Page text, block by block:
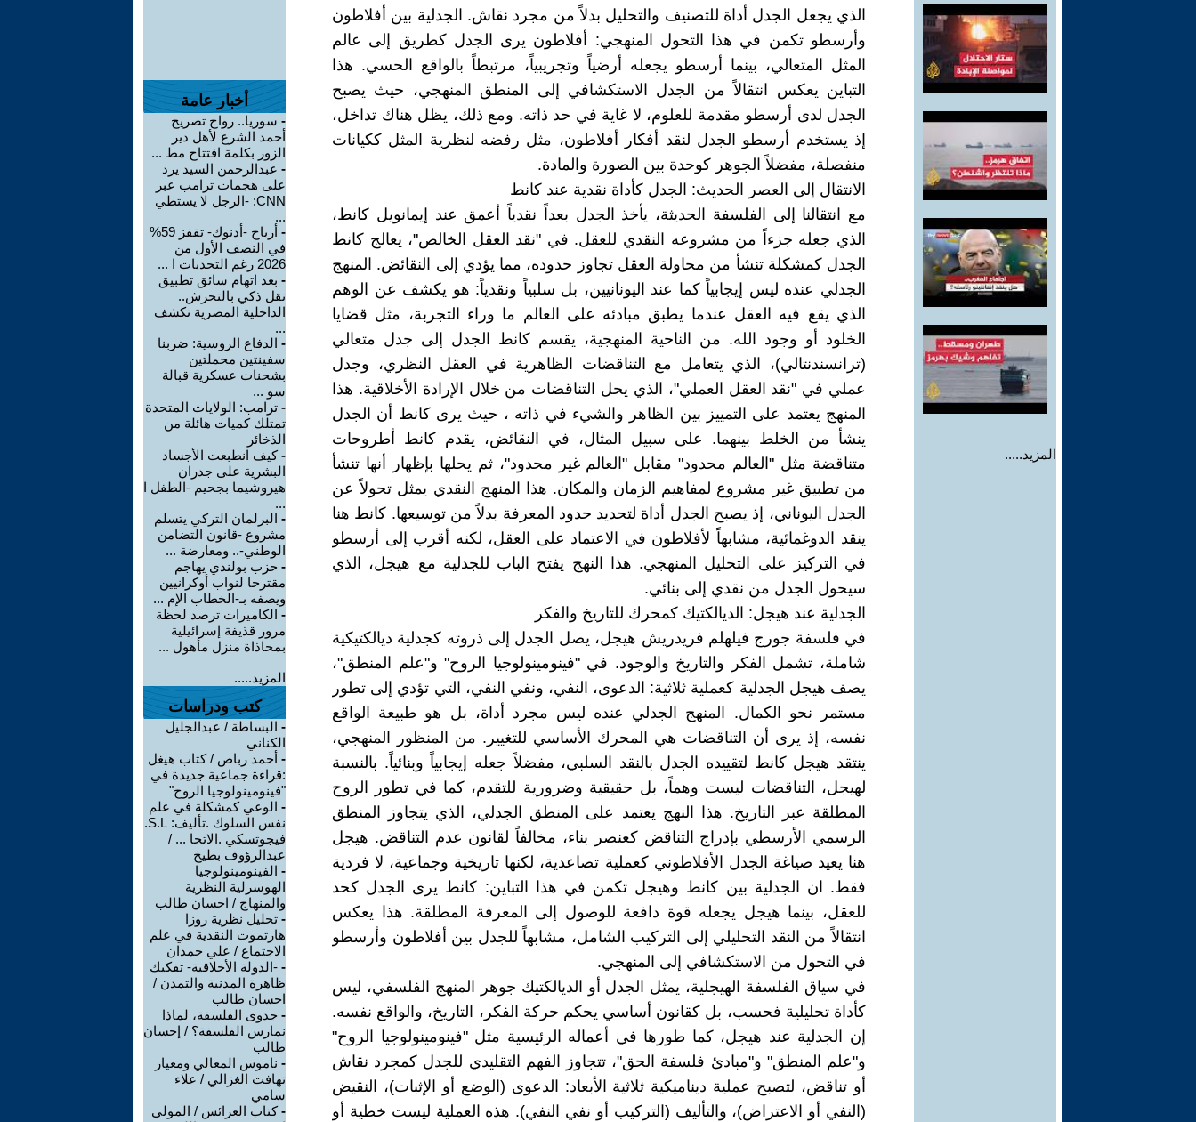
المزيد.....
الذي يجعل الجدل أداة للتصنيف والتحليل بدلاً من مجرد نقاش. الجدلية بين أفلاطون
وأرسطو تكمن في هذا التحول المنهجي: أفلاطون يرى الجدل كطريق إلى عالم
المثل المتعالي، بينما أرسطو يجعله أرضياً وتجريبياً، مرتبطاً بالواقع الحسي. هذا
التباين يعكس انتقالاً من الجدل الاستكشافي إلى المنطق المنهجي، حيث يصبح
الجدل لدى أرسطو مقدمة للعلوم، لا غاية في حد ذاته. ومع ذلك، يظل هناك تداخل،
إذ يستخدم أرسطو الجدل لنقد أفكار أفلاطون، مثل رفضه لنظرية المثل ككيانات
منفصلة، مفضلاً الجوهر كوحدة بين الصورة والمادة.
الانتقال إلى العصر الحديث: الجدل كأداة نقدية عند كانط
مع انتقالنا إلى الفلسفة الحديثة، يأخذ الجدل بعداً نقدياً أعمق عند إيمانويل كانط،
الذي جعله جزءاً من مشروعه النقدي للعقل. في "نقد العقل الخالص"، يعالج كانط
الجدل كمشكلة تنشأ من محاولة العقل تجاوز حدوده، مما يؤدي إلى النقائض. المنهج
الجدلي عنده ليس إيجابياً كما عند اليونانيين، بل سلبياً ونقدياً: هو يكشف عن الوهم
الذي يقع فيه العقل عندما يطبق مبادئه على العالم ما وراء التجربة، مثل قضايا
الخلود أو وجود الله. من الناحية المنهجية، يقسم كانط الجدل إلى جدل متعالي
(ترانسندنتالي)، الذي يتعامل مع التناقضات الظاهرية في العقل النظري، وجدل
عملي في "نقد العقل العملي"، الذي يحل التناقضات من خلال الإرادة الأخلاقية. هذا
المنهج يعتمد على التمييز بين الظاهر والشيء في ذاته ، حيث يرى كانط أن الجدل
ينشأ من الخلط بينهما. على سبيل المثال، في النقائض، يقدم كانط أطروحات
متناقضة مثل "العالم محدود" مقابل "العالم غير محدود"، ثم يحلها بإظهار أنها تنشأ
من تطبيق غير مشروع لمفاهيم الزمان والمكان. هذا المنهج النقدي يمثل تحولاً عن
الجدل اليوناني، إذ يصبح الجدل أداة لتحديد حدود المعرفة بدلاً من توسيعها. كانط هنا
ينقد الدوغمائية، مشابهاً لأفلاطون في الاعتماد على العقل، لكنه أقرب إلى أرسطو
في التركيز على التحليل المنهجي. هذا النهج يفتح الباب للجدلية مع هيجل، الذي
سيحول الجدل من نقدي إلى بنائي.
الجدلية عند هيجل: الديالكتيك كمحرك للتاريخ والفكر
في فلسفة جورج فيلهلم فريدريش هيجل، يصل الجدل إلى ذروته كجدلية ديالكتيكية
شاملة، تشمل الفكر والتاريخ والوجود. في "فينومينولوجيا الروح" و"علم المنطق"،
يصف هيجل الجدلية كعملية ثلاثية: الدعوى، النفي، ونفي النفي، التي تؤدي إلى تطور
مستمر نحو الكمال. المنهج الجدلي عنده ليس مجرد أداة، بل هو طبيعة الواقع
نفسه، إذ يرى أن التناقضات هي المحرك الأساسي للتغيير. من المنظور المنهجي،
ينتقد هيجل كانط لتقييده الجدل بالنقد السلبي، مفضلاً جعله إيجابياً وبنائياً. بالنسبة
لهيجل، التناقضات ليست وهماً، بل حقيقية وضرورية للتقدم، كما في تطور الروح
المطلقة عبر التاريخ. هذا النهج يعتمد على المنطق الجدلي، الذي يتجاوز المنطق
الرسمي الأرسطي بإدراج التناقض كعنصر بناء، مخالفاً لقانون عدم التناقض. هيجل
هنا يعيد صياغة الجدل الأفلاطوني كعملية تصاعدية، لكنها تاريخية وجماعية، لا فردية
فقط. ان الجدلية بين كانط وهيجل تكمن في هذا التباين: كانط يرى الجدل كحد
للعقل، بينما هيجل يجعله قوة دافعة للوصول إلى المعرفة المطلقة. هذا يعكس
انتقالاً من النقد التحليلي إلى التركيب الشامل، مشابهاً للجدل بين أفلاطون وأرسطو
في التحول من الاستكشافي إلى المنهجي.
في سياق الفلسفة الهيجلية، يمثل الجدل أو الديالكتيك جوهر المنهج الفلسفي، ليس
كأداة تحليلية فحسب، بل كقانون أساسي يحكم حركة الفكر، التاريخ، والواقع نفسه.
إن الجدلية عند هيجل، كما طورها في أعماله الرئيسية مثل "فينومينولوجيا الروح"
و"علم المنطق" و"مبادئ فلسفة الحق"، تتجاوز الفهم التقليدي للجدل كمجرد نقاش
أو تناقض، لتصبح عملية ديناميكية ثلاثية الأبعاد: الدعوى (الوضع أو الإثبات)، النقيض
(النفي أو الاعتراض)، والتأليف (التركيب أو نفي النفي). هذه العملية ليست خطية أو
أخبار عامة
- سوريا.. رواج تصريح
أحمد الشرع لأهل دير
الزور بكلمة افتتاح مط ...
- عبدالرحمن السيد يرد
على هجمات ترامب عبر
CNN: -الرجل لا يستطي
...
-
أرباح -أدنوك- تقفز 59%
في النصف الأول من
2026 رغم التحديات ا ...
- بعد اتهام سائق تطبيق
نقل ذكي بالتحرش..
الداخلية المصرية تكشف
...
- الدفاع الروسية: ضربنا
سفينتين محملتين
بشحنات عسكرية قبالة
سو ...
- ترامب: الولايات المتحدة
تمتلك كميات هائلة من
الذخائر
-كيف انطبعت الأجساد
البشرية على جدران
هيروشيما بجحيم -الطفل ا
...
- البرلمان التركي يتسلم
مشروع -قانون التضامن
الوطني-.. ومعارضة ...
- حزب بولندي يهاجم
مقترحا لنواب أوكرانيين
ويصفه بـ-الخطاب الإم ...
- الكاميرات ترصد لحظة
مرور قذيفة إسرائيلية
بمحاذاة منزل مأهول ...
المزيد.....
كتب ودراسات
- البساطة / عبدالجليل
الكناني
- أحمد رباص / كتاب هيغل
:قراءة جماعية جديدة في
"فينومينولوجيا الروح"
- الوعي كمشكلة في علم
نفس السلوك .تأليف: S.L.
فيجوتسكي .الاتحا ... /
عبدالرؤوف بطيخ
- الفينومينولوجيا
الهوسرلية النظرية
والمنهاج / احسان طالب
- تحليل نظرية روزا
هارتموت النقدية في علم
الاجتماع / علي حمدان
- -الدولة الأخلاقية- تفكيك
ظاهرة المدنية والتمدن /
احسان طالب
- جدوى الفلسفة، لماذا
نمارس الفلسفة؟ / إحسان
طالب
- ناموس المعالي ومعيار
تهافت الغزالي / علاء
سامي
-كتاب العرائس / المولى